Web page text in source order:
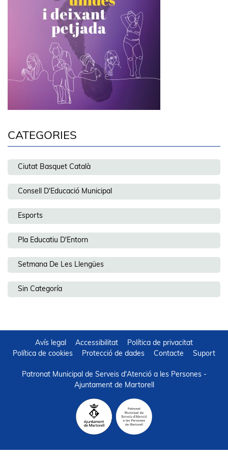
CATEGORIES
Ciutat Basquet Català
Consell D'Educació Municipal
Esports
Pla Educatiu D'Entorn
Setmana De Les Llengües
Sin Categoría
Avís legal Accessibilitat
Política de privacitat
Política de cookies
Protecció de dades Contacte Suport
Patronat Municipal de Serveis d'Atenció a les Persones -
Ajuntament de Martorell